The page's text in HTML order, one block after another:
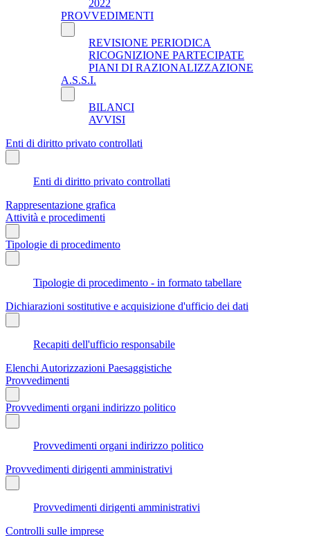
2022
PROVVEDIMENTI
REVISIONE PERIODICA
RICOGNIZIONE PARTECIPATE
PIANI DI RAZIONALIZZAZIONE
A.S.S.I.
BILANCI
AVVISI
Enti di diritto privato controllati
Enti di diritto privato controllati
Rappresentazione grafica
Attività e procedimenti
Tipologie di procedimento
Tipologie di procedimento - in formato tabellare
Dichiarazioni sostitutive e acquisizione d'ufficio dei dati
Recapiti dell'ufficio responsabile
Elenchi Autorizzazioni Paesaggistiche
Provvedimenti
Provvedimenti organi indirizzo politico
Provvedimenti organi indirizzo politico
Provvedimenti dirigenti amministrativi
Provvedimenti dirigenti amministrativi
Controlli sulle imprese